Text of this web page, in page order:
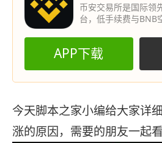
币安交易所是国际领
台，低手续费与BNB
APP下载
今天脚本之家小编给大家详
涨的原因，需要的朋友一起看